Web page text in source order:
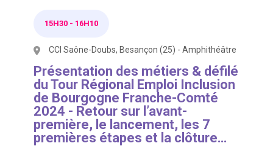
15H30 - 16H10
CCI Saône-Doubs, Besançon (25) - Amphithéâtre
Présentation des métiers & défilé
du Tour Régional Emploi Inclusion
de Bourgogne Franche-Comté
2024 - Retour sur l’avant-
première, le lancement, les 7
premières étapes et la clôture…